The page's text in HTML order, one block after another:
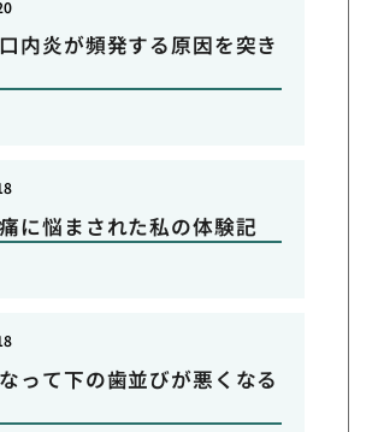
内炎が頻発する原因を突き
に悩まされた私の体験記
って下の歯並びが悪くなる